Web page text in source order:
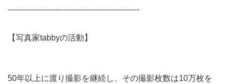
----------------------------------------------------
【写真家tabbyの活動】
50年以上に渡り撮影を継続し、その撮影枚数は10万枚を